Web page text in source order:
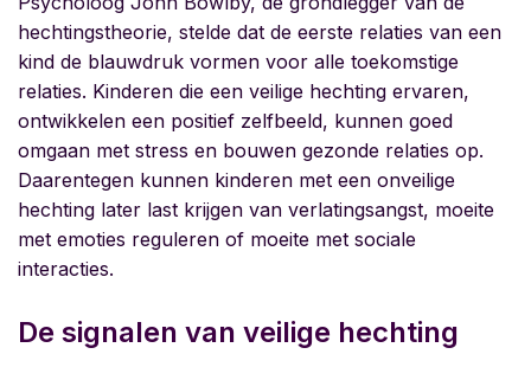
hechtingstheorie, stelde dat de eerste relaties van een
kind de blauwdruk vormen voor alle toekomstige
relaties. Kinderen die een veilige hechting ervaren,
ontwikkelen een positief zelfbeeld, kunnen goed
omgaan met stress en bouwen gezonde relaties op.
Daarentegen kunnen kinderen met een onveilige
hechting later last krijgen van verlatingsangst, moeite
met emoties reguleren of moeite met sociale
interacties.
De signalen van veilige hechting